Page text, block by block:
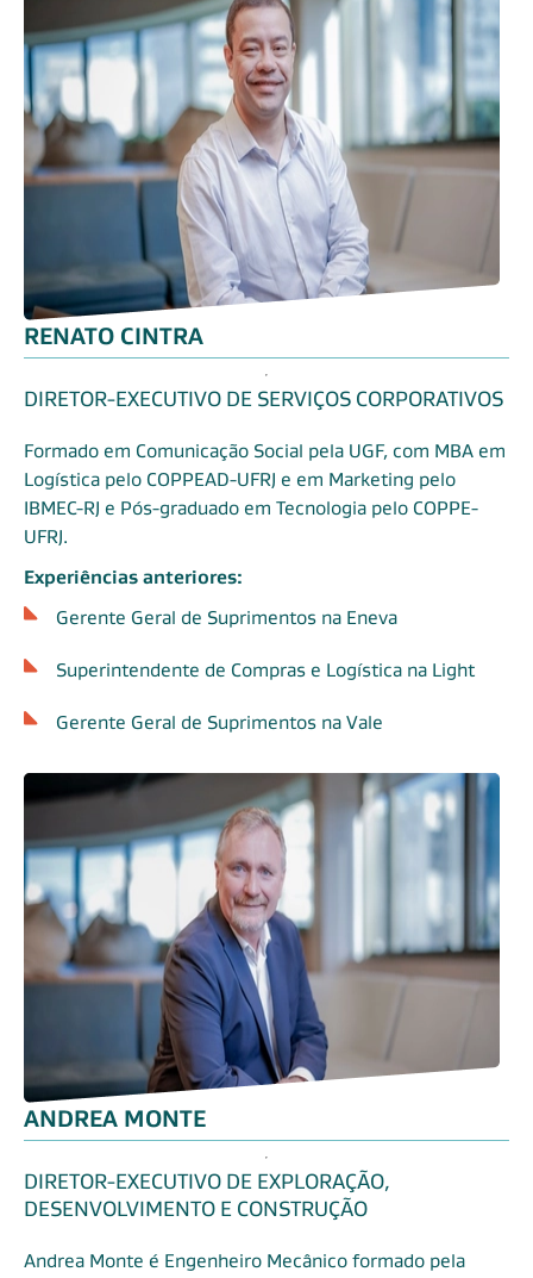
RENATO CINTRA
DIRETOR-EXECUTIVO DE SERVIÇOS CORPORATIVOS
Formado em Comunicação Social pela UGF, com MBA em
Logística pelo COPPEAD-UFRJ e em Marketing pelo
IBMEC-RJ e Pós-graduado em Tecnologia pelo COPPE-
UFRJ.
Experiências anteriores:
Gerente Geral de Suprimentos na Eneva
Superintendente de Compras e Logística na Light
Gerente Geral de Suprimentos na Vale
ANDREA MONTE
DIRETOR-EXECUTIVO DE EXPLORAÇÃO,
DESENVOLVIMENTO E CONSTRUÇÃO
Andrea Monte é Engenheiro Mecânico formado pela